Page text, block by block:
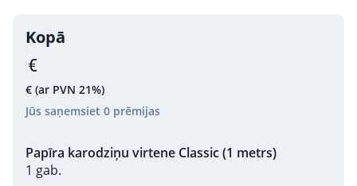
Kopā
€ (ar PVN 21%)
Jūs saņemsiet 0 prēmijas
Papīra karodziņu virtene Classic (1 metrs)
1 gab.